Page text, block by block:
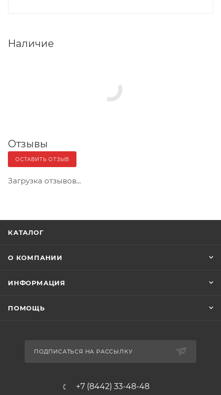
Наличие
Отзывы
ОСТАВИТЬ ОТЗЫВ
Загрузка отзывов...
КАТАЛОГ
О КОМПАНИИ
ИНФОРМАЦИЯ
ПОМОЩЬ
ПОДПИСАТЬСЯ НА РАССЫЛКУ
+7 (8442) 33-48-48